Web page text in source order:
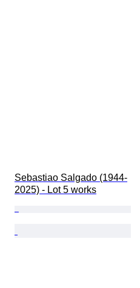
Sebastiao Salgado (1944-
2025) - Lot 5 works